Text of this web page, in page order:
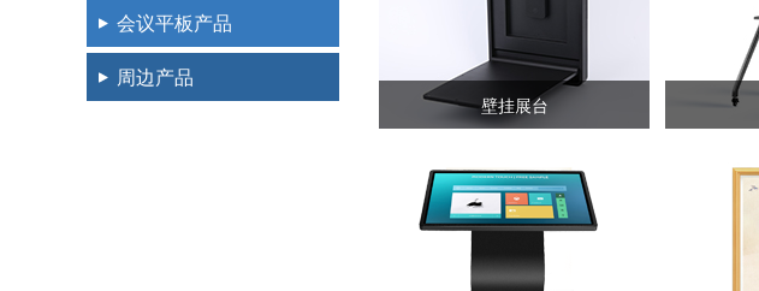
会议平板产品
周边产品
壁挂展台